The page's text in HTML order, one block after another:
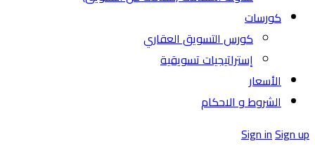
كورسات
كورس التسويق العقاري
إستراتيجيات تسويقية
الأسعار
الشروط و الاحكام
Sign inSign up